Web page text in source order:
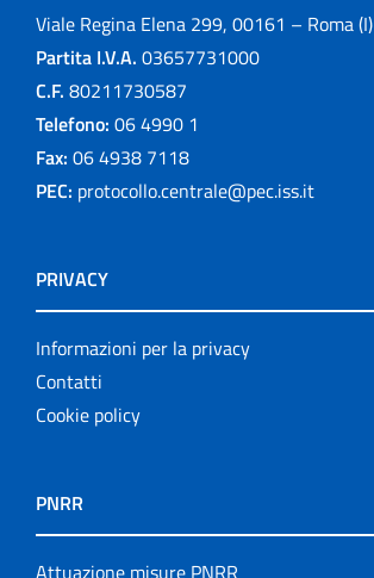
Viale Regina Elena 299, 00161 – Roma (I)
Partita I.V.A. 03657731000
C.F. 80211730587
Telefono: 06 4990 1
Fax: 06 4938 7118
PEC: protocollo.centrale@pec.iss.it
PRIVACY
Informazioni per la privacy
Contatti
Cookie policy
PNRR
Attuazione misure PNRR